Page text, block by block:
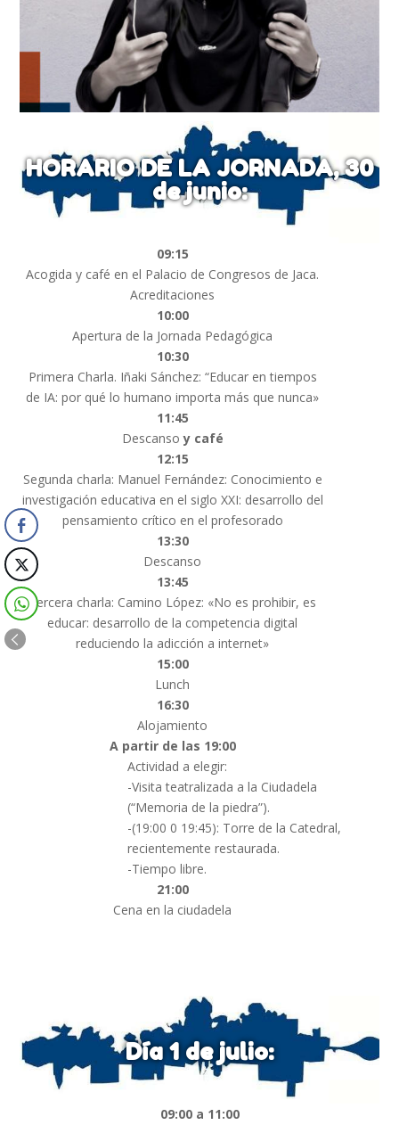
HORARIO DE LA JORNADA, 30
de junio:
09:15
Acogida y café en el Palacio de Congresos de Jaca.
Acreditaciones
10:00
Apertura de la Jornada Pedagógica
10:30
Primera Charla. Iñaki Sánchez: “Educar en tiempos
de IA: por qué lo humano importa más que nunca»
11:45
Descansoy café
12:15
Segunda charla: Manuel Fernández: Conocimiento e
investigación educativa en el siglo XXI: desarrollo del
pensamiento crítico en el profesorado
13:30
Descanso
13:45
Tercera charla: Camino López: «No es prohibir, es
educar: desarrollo de la competencia digital
reduciendo la adicción a internet»
15:00
Lunch
16:30
Alojamiento
A partir de las 19:00
Actividad a elegir:
-Visita teatralizada a la Ciudadela
(“Memoria de la piedra”)​.
-(19:00 0 19:45): Torre de la Catedral,
recientemente restaurada.
-Tiempo libre.
21:00
Cena en la ciudadela
Día 1 de julio:
09:00 a 11:00